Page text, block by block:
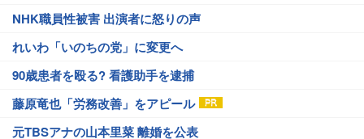
NHK職員性被害 出演者に怒りの声
れいわ「いのちの党」に変更へ
90歳患者を殴る? 看護助手を逮捕
藤原竜也「労務改善」をアピール
元TBSアナの山本里菜 離婚を公表